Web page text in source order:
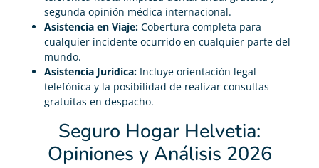
segunda opinión médica internacional.
Asistencia en Viaje: Cobertura completa para
cualquier incidente ocurrido en cualquier parte del
mundo.
Asistencia Jurídica: Incluye orientación legal
telefónica y la posibilidad de realizar consultas
gratuitas en despacho.
Seguro Hogar Helvetia:
Opiniones y Análisis 2026